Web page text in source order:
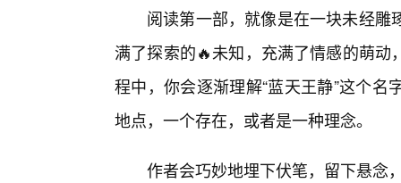
阅读第一部，就像是在一块未经
满了探索的🔥未知，充满了情感的萌
程中，你会逐渐理解“蓝天王静”这个
地点，一个存在，或者是一种理念。
作者会巧妙地埋下伏笔，留下悬念